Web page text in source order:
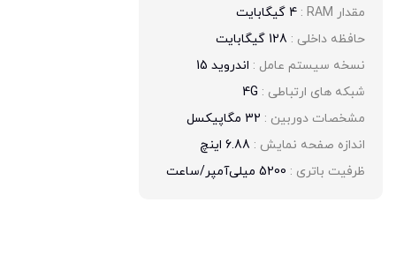
مقدار RAM :
4 گیگابایت
حافظه داخلی : 128 گیگابایت
نسخه سیستم عامل : اندروید 15
شبکه های ارتباطی : 4G
مشخصات دوربین : 32 مگاپیکسل
اندازه صفحه نمایش : 6.88 اینچ
ظرفیت باتری : 5200 میلی‌آمپر/ساعت